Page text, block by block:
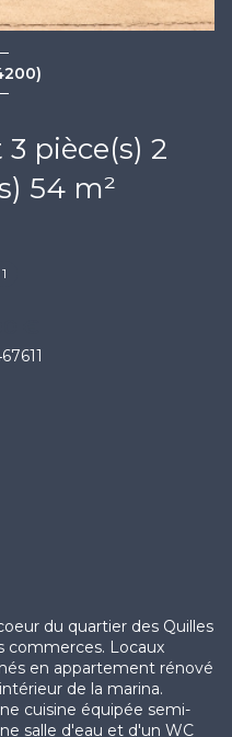
chambre(s) 54 m²
1
du quartier des Quilles
commerces. Locaux
en appartement rénové
de la marina.
cuisine équipée semi-
salle d'eau et d'un WC